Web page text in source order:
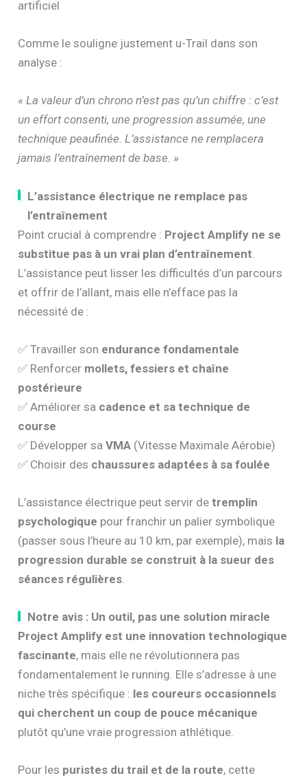
artificiel
Comme le souligne justement u-Trail dans son
analyse :
« La valeur d’un chrono n’est pas qu’un chiffre : c’est
un effort consenti, une progression assumée, une
technique peaufinée. L’assistance ne remplacera
jamais l’entraînement de base. »
L’assistance électrique ne remplace pas
l’entraînement
Point crucial à comprendre : Project Amplify ne se
substitue pas à un vrai plan d’entraînement
L’assistance peut lisser les difficultés d’un parcours
et offrir de l’allant, mais elle n’efface pas la
nécessité de :
✅ Travailler son endurance fondamentale
✅ Renforcer mollets, fessiers et chaîne
postérieure
✅ Améliorer sa cadence et sa technique de
course
✅ Développer saVMA (Vitesse Maximale Aérobie)
✅ Choisir des chaussures adaptées à sa foulée
L’assistance électrique peut servir detremplin
psychologique pour franchir un palier symbolique
(passer sous l’heure au 10 km, par exemple), mais la
progression durable se construit à la sueur des
séances régulières.
Notre avis : Un outil, pas une solution miracle
Project Amplify est une innovation technologique
fascinante, mais elle ne révolutionnera pas
fondamentalement le running. Elle s’adresse à une
niche très spécifique : les coureurs occasionnels
qui cherchent un coup de pouce mécanique
plutôt qu’une vraie progression athlétique.
Pour les puristes du trail et de la route, cette